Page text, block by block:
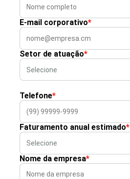
E-mail corporativo*
Setor de atuação*
Telefone*
Faturamento anual estimado*
Nome da empresa*